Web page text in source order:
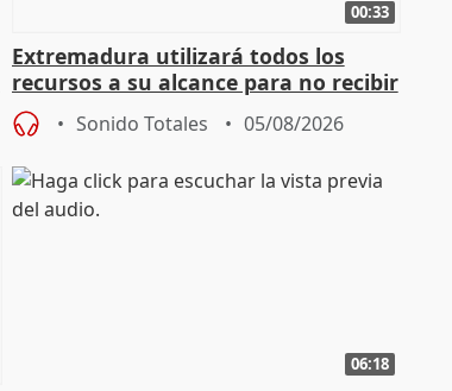
00:33
Extremadura utilizará todos los
recursos a su alcance para no recibir
más menores migrantes
Sonido Totales 05/08/2026
06:18